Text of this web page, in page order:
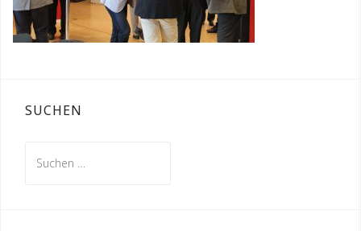
SUCHEN
nach: